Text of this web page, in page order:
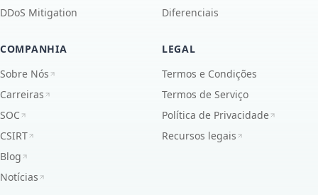
DDoS Mitigation
Diferenciais
COMPANHIA
Sobre Nós
Carreiras
SOC
CSIRT
Blog
Notícias
LEGAL
Termos e Condições
Termos de Serviço
Política de Privacidade
Recursos legais